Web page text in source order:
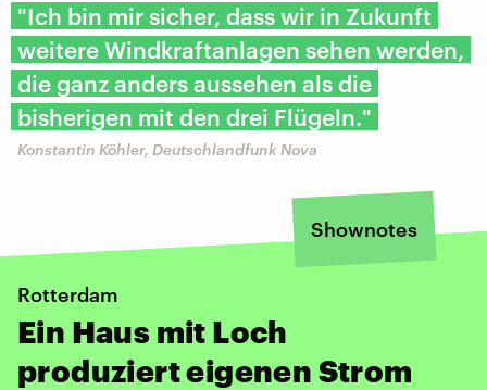
"Ich bin mir sicher, dass wir in Zukunft
weitere Windkraftanlagen sehen werden,
die ganz anders aussehen als die
bisherigen mit den drei Flügeln."
Konstantin Köhler, Deutschlandfunk Nova
Shownotes
Rotterdam
Ein Haus mit Loch
produziert eigenen Strom